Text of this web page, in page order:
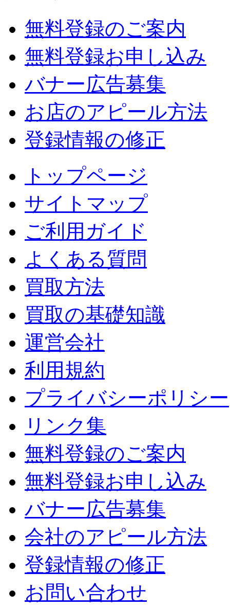
無料登録のご案内
無料登録お申し込み
バナー広告募集
お店のアピール方法
登録情報の修正
トップページ
サイトマップ
ご利用ガイド
よくある質問
買取方法
買取の基礎知識
運営会社
利用規約
プライバシーポリシー
リンク集
無料登録のご案内
無料登録お申し込み
バナー広告募集
会社のアピール方法
登録情報の修正
お問い合わせ